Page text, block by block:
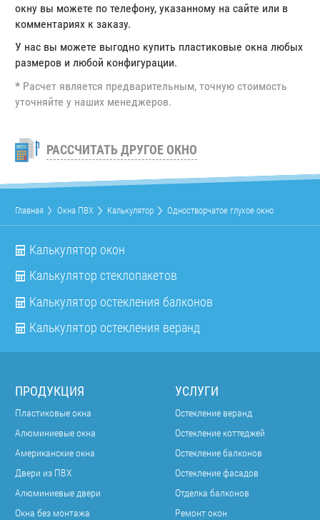
окну вы можете по телефону, указанному на сайте или в
комментариях к заказу.
У нас вы можете выгодно купить пластиковые окна любых
размеров и любой конфигурации.
* Расчет является предварительным, точную стоимость
уточняйте у наших менеджеров.
РАССЧИТАТЬ ДРУГОЕ ОКНО
Главная Окна ПВХ Калькулятор Одностворчатое глухое окно
Калькулятор окон
Калькулятор стеклопакетов
Калькулятор остекления балконов
Калькулятор остекления веранд
ПРОДУКЦИЯ
Пластиковые окна
Алюминиевые окна
Американские окна
Двери из ПВХ
Алюминиевые двери
Окна без монтажа
УСЛУГИ
Остекление веранд
Остекление коттеджей
Остекление балконов
Остекление фасадов
Отделка балконов
Ремонт окон